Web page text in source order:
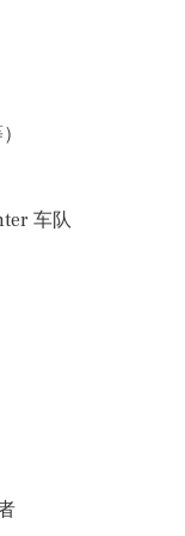
车队